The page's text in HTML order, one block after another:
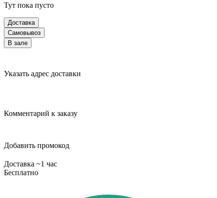
Тут пока пусто
Доставка
Самовывоз
В зале
Указать адрес доставки
Комментарий к заказу
Добавить промокод
Доставка ~1 час
Бесплатно